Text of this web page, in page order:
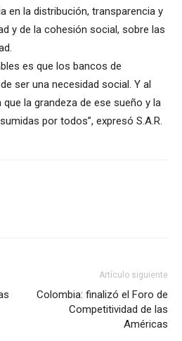
en la distribución, transparencia y
y de la cohesión social, sobre las
es que los bancos de
ser una necesidad social. Y al
la grandeza de ese sueño y la
por todos”, expresó S.A.R.
Artículo siguiente
Colombia: finalizó el Foro de
Competitividad de las
Américas